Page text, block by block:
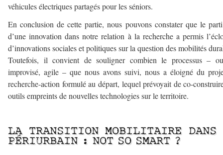
véhicules électriques partagés pour les séniors.
En conclusion de cette partie, nous pouvons constater que le
d’une innovation dans notre relation à la recherche a permis
d’innovations sociales et politiques sur la question des mobilités
Toutefois, il convient de souligner combien le processus –
improvisé, agile – que nous avons suivi, nous a éloigné du
recherche-action formulé au départ, lequel prévoyait de co-
outils empreints de nouvelles technologies sur le territoire.
LA TRANSITION MOBILITAIRE DANS
PÉRIURBAIN : NOT SO SMART ?